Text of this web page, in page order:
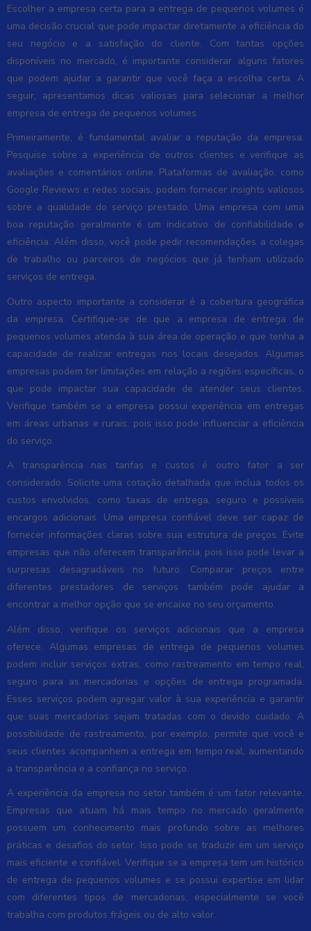
Escolher a empresa certa para a entrega de pequenos volumes é
uma decisão crucial que pode impactar diretamente a eficiência do
seu negócio e a satisfação do cliente. Com tantas opções
disponíveis no mercado, é importante considerar alguns fatores
que podem ajudar a garantir que você faça a escolha certa. A
seguir, apresentamos dicas valiosas para selecionar a melhor
empresa de entrega de pequenos volumes.
Primeiramente, é fundamental avaliar a reputação da empresa.
Pesquise sobre a experiência de outros clientes e verifique as
avaliações e comentários online. Plataformas de avaliação, como
Google Reviews e redes sociais, podem fornecer insights valiosos
sobre a qualidade do serviço prestado. Uma empresa com uma
boa reputação geralmente é um indicativo de confiabilidade e
eficiência. Além disso, você pode pedir recomendações a colegas
de trabalho ou parceiros de negócios que já tenham utilizado
serviços de entrega.
Outro aspecto importante a considerar é a cobertura geográfica
da empresa. Certifique-se de que a empresa de entrega de
pequenos volumes atenda à sua área de operação e que tenha a
capacidade de realizar entregas nos locais desejados. Algumas
empresas podem ter limitações em relação a regiões específicas, o
que pode impactar sua capacidade de atender seus clientes.
Verifique também se a empresa possui experiência em entregas
em áreas urbanas e rurais, pois isso pode influenciar a eficiência
do serviço.
A transparência nas tarifas e custos é outro fator a ser
considerado. Solicite uma cotação detalhada que inclua todos os
custos envolvidos, como taxas de entrega, seguro e possíveis
encargos adicionais. Uma empresa confiável deve ser capaz de
fornecer informações claras sobre sua estrutura de preços. Evite
empresas que não oferecem transparência, pois isso pode levar a
surpresas desagradáveis no futuro. Comparar preços entre
diferentes prestadores de serviços também pode ajudar a
encontrar a melhor opção que se encaixe no seu orçamento.
Além disso, verifique os serviços adicionais que a empresa
oferece. Algumas empresas de entrega de pequenos volumes
podem incluir serviços extras, como rastreamento em tempo real,
seguro para as mercadorias e opções de entrega programada.
Esses serviços podem agregar valor à sua experiência e garantir
que suas mercadorias sejam tratadas com o devido cuidado. A
possibilidade de rastreamento, por exemplo, permite que você e
seus clientes acompanhem a entrega em tempo real, aumentando
a transparência e a confiança no serviço.
A experiência da empresa no setor também é um fator relevante.
Empresas que atuam há mais tempo no mercado geralmente
possuem um conhecimento mais profundo sobre as melhores
práticas e desafios do setor. Isso pode se traduzir em um serviço
mais eficiente e confiável. Verifique se a empresa tem um histórico
de entrega de pequenos volumes e se possui expertise em lidar
com diferentes tipos de mercadorias, especialmente se você
trabalha com produtos frágeis ou de alto valor.